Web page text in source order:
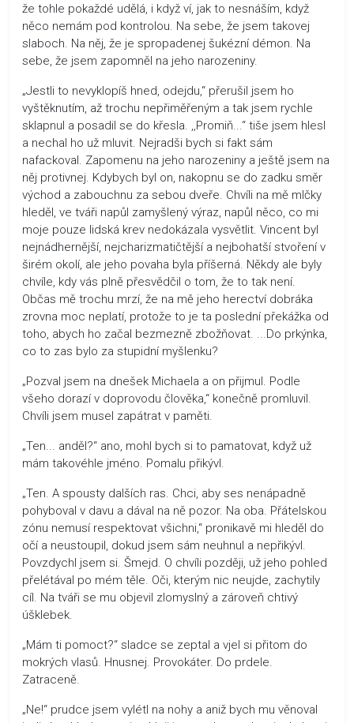
že tohle pokaždé udělá, i když ví, jak to nesnáším, když
něco nemám pod kontrolou. Na sebe, že jsem takovej
slaboch. Na něj, že je spropadenej šukézní démon. Na
sebe, že jsem zapomněl na jeho narozeniny.
„Jestli to nevyklopíš hned, odejdu,“ přerušil jsem ho
vyštěknutím, až trochu nepřiměřeným a tak jsem rychle
sklapnul a posadil se do křesla. ,,Promiň...“ tiše jsem hlesl
a nechal ho už mluvit. Nejradši bych si fakt sám
nafackoval. Zapomenu na jeho narozeniny a ještě jsem na
něj protivnej. Kdybych byl on, nakopnu se do zadku směr
východ a zabouchnu za sebou dveře. Chvíli na mě mlčky
hleděl, ve tváři napůl zamyšlený výraz, napůl něco, co mi
moje pouze lidská krev nedokázala vysvětlit. Vincent byl
nejnádhernější, nejcharizmatičtější a nejbohatší stvoření v
širém okolí, ale jeho povaha byla příšerná. Někdy ale byly
chvíle, kdy vás plně přesvědčil o tom, že to tak není.
Občas mě trochu mrzí, že na mě jeho herectví dobráka
zrovna moc neplatí, protože to je ta poslední překážka od
toho, abych ho začal bezmezně zbožňovat. ...Do prkýnka,
co to zas bylo za stupidní myšlenku?
„Pozval jsem na dnešek Michaela a on přijmul. Podle
všeho dorazí v doprovodu člověka,“ konečně promluvil.
Chvíli jsem musel zapátrat v paměti.
„Ten... anděl?“ ano, mohl bych si to pamatovat, když už
mám takovéhle jméno. Pomalu přikývl.
„Ten. A spousty dalších ras. Chci, aby ses nenápadně
pohyboval v davu a dával na ně pozor. Na oba. Přátelskou
zónu nemusí respektovat všichni,“ pronikavě mi hleděl do
očí a neustoupil, dokud jsem sám neuhnul a nepřikývl.
Povzdychl jsem si. Šmejd. O chvíli později, už jeho pohled
přelétával po mém těle. Oči, kterým nic neujde, zachytily
cíl. Na tváři se mu objevil zlomyslný a zároveň chtivý
úšklebek.
„Mám ti pomoct?“ sladce se zeptal a vjel si přitom do
mokrých vlasů. Hnusnej. Provokáter. Do prdele.
Zatraceně.
„Ne!“ prudce jsem vylétl na nohy a aniž bych mu věnoval